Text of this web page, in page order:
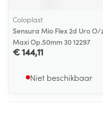
Coloplast
Sensura Mio Flex 2d Uro O/
Maxi Op.50mm 30 12297
€ 144,11
Niet beschikbaar